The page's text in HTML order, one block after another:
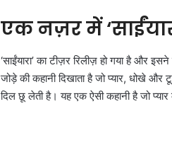
एक नज़र में
‘साईंयारा’ का टीज़र रिलीज़ हो गया है और
जोड़े की कहानी दिखाता है जो प्यार, धोखे
दिल छू लेती है। यह एक ऐसी कहानी है जो